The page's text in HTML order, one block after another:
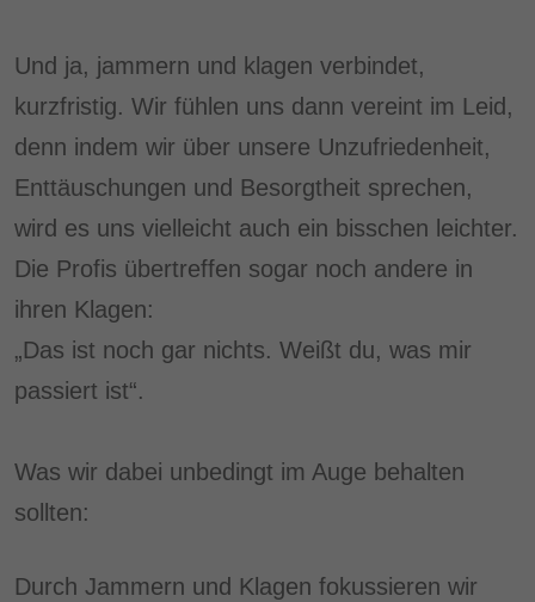
Und ja, jammern und klagen verbindet,
kurzfristig. Wir fühlen uns dann vereint im Leid,
denn indem wir über unsere Unzufriedenheit,
Enttäuschungen und Besorgtheit sprechen,
wird es uns vielleicht auch ein bisschen leichter.
Die Profis übertreffen sogar noch andere in
ihren Klagen:
„Das ist noch gar nichts. Weißt du, was mir
passiert ist“.
Was wir dabei unbedingt im Auge behalten
sollten:
Durch Jammern und Klagen fokussieren wir